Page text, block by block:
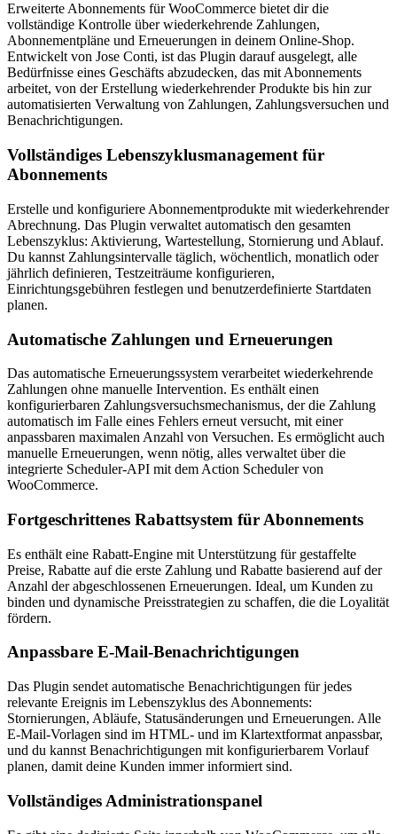
Erweiterte Abonnements für WooCommerce bietet dir die
vollständige Kontrolle über wiederkehrende Zahlungen,
Abonnementpläne und Erneuerungen in deinem Online-Shop.
Entwickelt von Jose Conti, ist das Plugin darauf ausgelegt, alle
Bedürfnisse eines Geschäfts abzudecken, das mit Abonnements
arbeitet, von der Erstellung wiederkehrender Produkte bis hin zur
automatisierten Verwaltung von Zahlungen, Zahlungsversuchen und
Benachrichtigungen.
Vollständiges Lebenszyklusmanagement für
Abonnements
Erstelle und konfiguriere Abonnementprodukte mit wiederkehrender
Abrechnung. Das Plugin verwaltet automatisch den gesamten
Lebenszyklus: Aktivierung, Wartestellung, Stornierung und Ablauf.
Du kannst Zahlungsintervalle täglich, wöchentlich, monatlich oder
jährlich definieren, Testzeiträume konfigurieren,
Einrichtungsgebühren festlegen und benutzerdefinierte Startdaten
planen.
Automatische Zahlungen und Erneuerungen
Das automatische Erneuerungssystem verarbeitet wiederkehrende
Zahlungen ohne manuelle Intervention. Es enthält einen
konfigurierbaren Zahlungsversuchsmechanismus, der die Zahlung
automatisch im Falle eines Fehlers erneut versucht, mit einer
anpassbaren maximalen Anzahl von Versuchen. Es ermöglicht auch
manuelle Erneuerungen, wenn nötig, alles verwaltet über die
integrierte Scheduler-API mit dem Action Scheduler von
WooCommerce.
Fortgeschrittenes Rabattsystem für Abonnements
Es enthält eine Rabatt-Engine mit Unterstützung für gestaffelte
Preise, Rabatte auf die erste Zahlung und Rabatte basierend auf der
Anzahl der abgeschlossenen Erneuerungen. Ideal, um Kunden zu
binden und dynamische Preisstrategien zu schaffen, die die Loyalität
fördern.
Anpassbare E-Mail-Benachrichtigungen
Das Plugin sendet automatische Benachrichtigungen für jedes
relevante Ereignis im Lebenszyklus des Abonnements:
Stornierungen, Abläufe, Statusänderungen und Erneuerungen. Alle
E-Mail-Vorlagen sind im HTML- und im Klartextformat anpassbar,
und du kannst Benachrichtigungen mit konfigurierbarem Vorlauf
planen, damit deine Kunden immer informiert sind.
Vollständiges Administrationspanel